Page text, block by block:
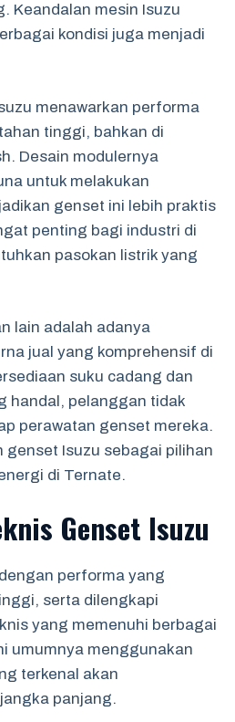
Keandalan mesin Isuzu
kondisi juga menjadi
menawarkan performa
tinggi, bahkan di
Desain modulernya
untuk melakukan
genset ini lebih praktis
penting bagi industri di
pasokan listrik yang
lain adalah adanya
jual yang komprehensif di
suku cadang dan
handal, pelanggan tidak
perawatan genset mereka.
genset Isuzu sebagai pilihan
di Ternate.
Genset Isuzu
performa yang
serta dilengkapi
yang memenuhi berbagai
umumnya menggunakan
terkenal akan
panjang.